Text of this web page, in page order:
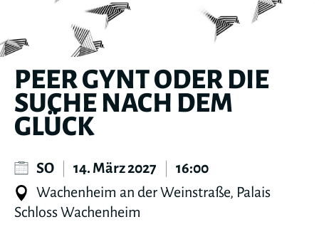
PEER GYNT ODER DIE
SUCHE NACH DEM
GLÜCK
SO 14. März 2027
16:00
Wachenheim an der Weinstraße, Palais
Schloss Wachenheim